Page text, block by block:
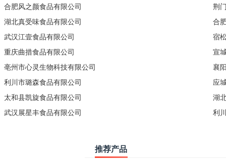
合肥风之颜食品有限公司
湖北真受味食品有限公司
武汉江壹食品有限公司
重庆曲措食品有限公司
亳州市心灵生物科技有限公司
利川市璐森食品有限公司
太和县凯旋食品有限公司
武汉展星丰食品有限公司
荆
合
宿
宣
襄
应
湖
利
推荐产品